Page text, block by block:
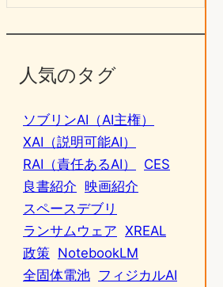
人気のタグ
ソブリンAI（AI主権）
XAI（説明可能AI）
RAI（責任あるAI）
CES
良書紹介 映画紹介
スペースデブリ
ランサムウェア XREAL
政策 NotebookLM
全固体電池 フィジカルAI